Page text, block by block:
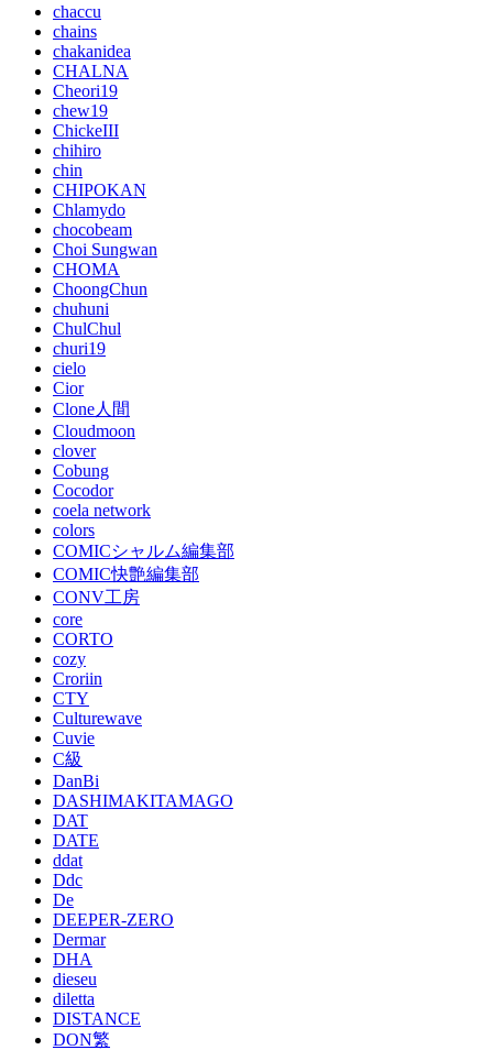
chaccu
chains
chakanidea
CHALNA
Cheori19
chew19
ChickeIII
chihiro
chin
CHIPOKAN
Chlamydo
chocobeam
Choi Sungwan
CHOMA
ChoongChun
chuhuni
ChulChul
churi19
cielo
Cior
Clone人間
Cloudmoon
clover
Cobung
Cocodor
coela network
colors
COMICシャルム編集部
COMIC快艶編集部
CONV工房
core
CORTO
cozy
Croriin
CTY
Culturewave
Cuvie
C級
DanBi
DASHIMAKITAMAGO
DAT
DATE
ddat
Ddc
De
DEEPER-ZERO
Dermar
DHA
dieseu
diletta
DISTANCE
DON繁